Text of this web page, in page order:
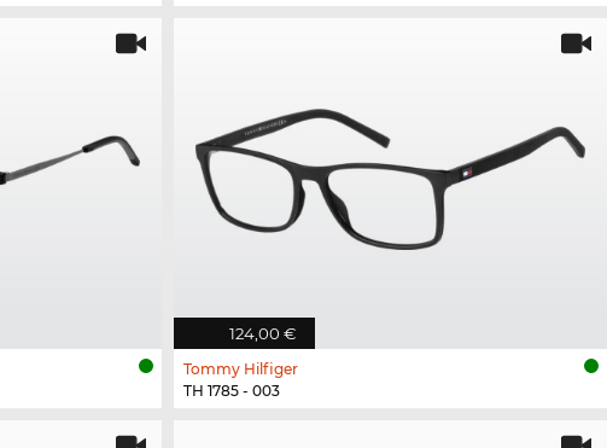
124,00 €
Tommy Hilfiger
TH 1785 - 003